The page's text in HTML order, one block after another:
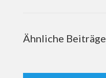
Ähnliche Beiträge